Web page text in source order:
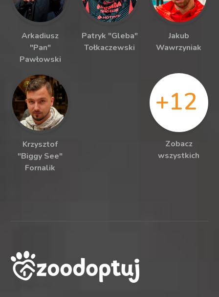
Arkadiusz
"Pan"
Pawłowski
Patryk "Gleba"
Tołkaczewski
Jakub
Wawrzyniak
Krzysztof
"Biggy See"
Fornalik
+12
Zobacz
wszystkich